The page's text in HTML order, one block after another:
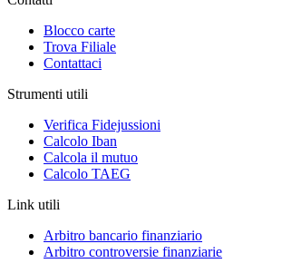
Blocco carte
Trova Filiale
Contattaci
Strumenti utili
Verifica Fidejussioni
Calcolo Iban
Calcola il mutuo
Calcolo TAEG
Link utili
Arbitro bancario finanziario
Arbitro controversie finanziarie